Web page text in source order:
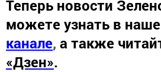
Теперь новости
можете узнать в
канале, а также
«Дзен».